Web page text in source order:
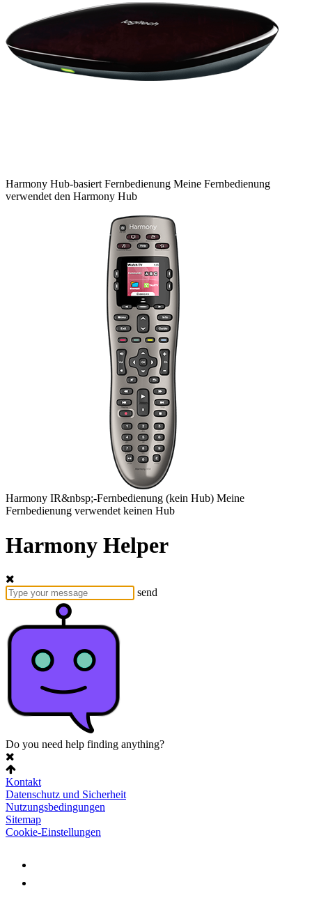
Harmony Hub-basiert Fernbedienung Meine Fernbedienung
verwendet den Harmony Hub
Harmony IR&nbsp;-Fernbedienung (kein Hub) Meine
Fernbedienung verwendet keinen Hub
Harmony Helper
send
Do you need help finding anything?
Kontakt
Datenschutz und Sicherheit
Nutzungsbedingungen
Sitemap
Cookie-Einstellungen